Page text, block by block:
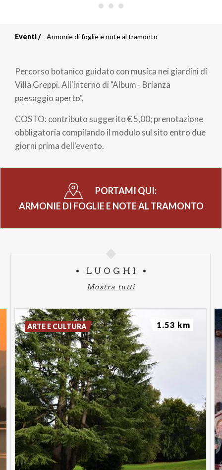
di
pane
Eventi Armonie di foglie e note al tramonto
Percorso botanico guidato con musica nei giardini di
Villa Greppi. All'interno di "Album - Brianza
paesaggio aperto".
COSTO: contributo suggerito € 5,00; prenotazione
obbligatoria compilando il modulo sul sito entro due
giorni prima dell'evento.
PORTAMI QUI:
ARMONIE DI FOGLIE E NOTE AL TRAMONTO
LUOGHI
Mostra tutti
ARTE E CULTURA 1.53 km